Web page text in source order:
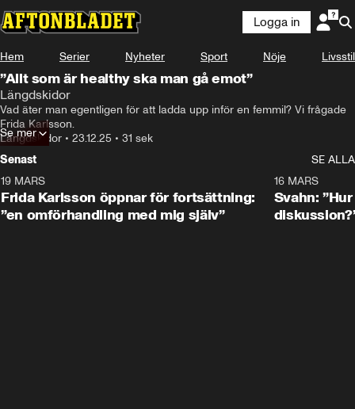
Logga in
Hem Serier Nyheter Sport Nöje Livsstil
”Allt som är healthy ska man gå emot”
Längdskidor
Vad äter man egentligen för att ladda upp inför en femmil? Vi frågade
Frida Karlsson.
Längdskidor • 23.12.25 • 31 sek
Se mer
Senast
SE ALLA
19 MARS
Frida Karlsson öppnar för fortsättning:
”en omförhandling med mig själv”
16 MARS
Svahn: